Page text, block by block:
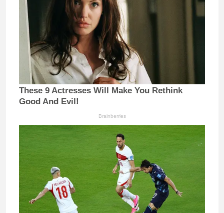
These 9 Actresses Will Make You Rethink
Good And Evil!
Brainberries